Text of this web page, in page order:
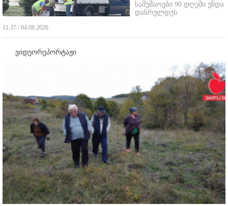
სამუშაოები 90 დღეში უნდა
დასრულდეს
11:37 / 04.08.2026
ვიდეორეპორტაჟი